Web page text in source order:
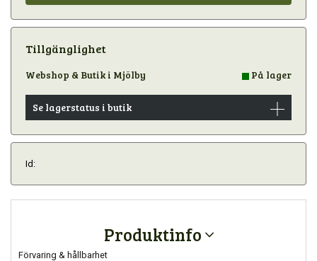
Tillgänglighet
Webshop & Butik i Mjölby På lager
Se lagerstatus i butik
Id:
Produktinfo
Förvaring & hållbarhet